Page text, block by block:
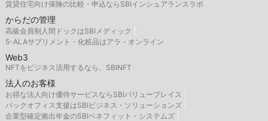
賃貸住宅向け保険の比較・申込ならSBIインシュアランスラボ
からだの管理
高級会員制人間ドックはSBIメディック
5-ALAサプリメント・化粧品はアラ・オンライン
Web3
NFTをビジネス活用するなら、SBINFT
法人のお客様
お得な法人向け優待サービスならSBIバリュープレイス
バックオフィス支援はSBIビジネス・ソリューションズ
企業型確定拠出年金のSBIベネフィット・システムズ